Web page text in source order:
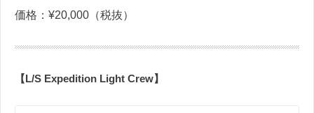
価格：¥20,000（税抜）
【L/S Expedition Light Crew】